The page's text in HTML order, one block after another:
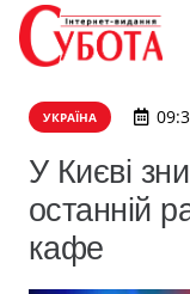
УКРАЇНА
У Києві
останній
кафе